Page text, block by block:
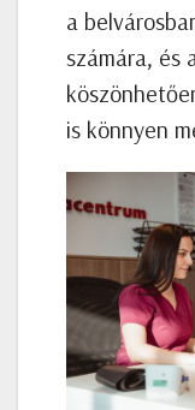
a
számára, és
is könnyen